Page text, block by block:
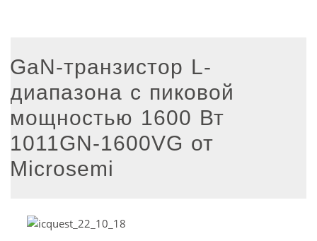
GaN-транзистор L-
диапазона с пиковой
мощностью 1600 Вт
1011GN-1600VG от
Microsemi